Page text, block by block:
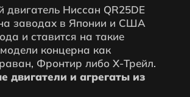
двигатель Ниссан QR25DE
заводах в Японии и США
и ставится на такие
концерна как
Фронтир либо Х-Трейл.
двигатели и агрегаты из